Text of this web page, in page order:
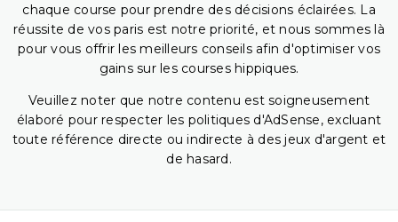
chaque course pour prendre des décisions éclairées. La
réussite de vos paris est notre priorité, et nous sommes là
pour vous offrir les meilleurs conseils afin d'optimiser vos
gains sur les courses hippiques.
Veuillez noter que notre contenu est soigneusement
élaboré pour respecter les politiques d'AdSense, excluant
toute référence directe ou indirecte à des jeux d'argent et
de hasard.